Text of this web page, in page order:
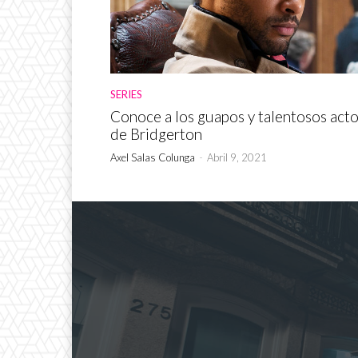
SERIES
Conoce a los guapos y talentosos
de Bridgerton
Axel Salas Colunga - Abril 9, 2021